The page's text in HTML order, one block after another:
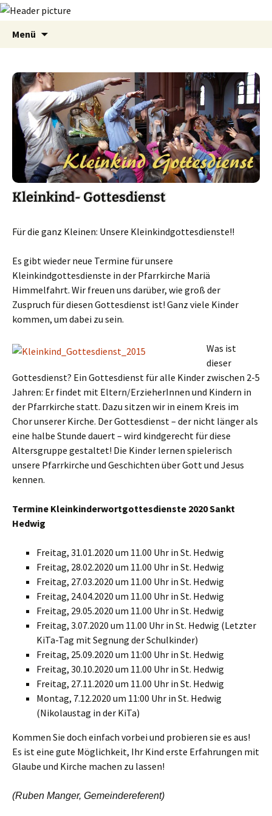
Menü
Kleinkind- Gottesdienst
Für die ganz Kleinen: Unsere Kleinkindgottesdienste!!
Es gibt wieder neue Termine für unsere
Kleinkindgottesdienste in der Pfarrkirche Mariä
Himmelfahrt. Wir freuen uns darüber, wie groß der
Zuspruch für diesen Gottesdienst ist! Ganz viele Kinder
kommen, um dabei zu sein.
Was ist
dieser
Gottesdienst? Ein Gottesdienst für alle Kinder zwischen 2-5
Jahren: Er findet mit Eltern/ErzieherInnen und Kindern in
der Pfarrkirche statt. Dazu sitzen wir in einem Kreis im
Chor unserer Kirche. Der Gottesdienst – der nicht länger als
eine halbe Stunde dauert – wird kindgerecht für diese
Altersgruppe gestaltet! Die Kinder lernen spielerisch
unsere Pfarrkirche und Geschichten über Gott und Jesus
kennen.
Termine Kleinkinderwortgottesdienste 2020 Sankt
Hedwig
Freitag, 31.01.2020 um 11.00 Uhr in St. Hedwig
Freitag, 28.02.2020 um 11.00 Uhr in St. Hedwig
Freitag, 27.03.2020 um 11.00 Uhr in St. Hedwig
Freitag, 24.04.2020 um 11.00 Uhr in St. Hedwig
Freitag, 29.05.2020 um 11.00 Uhr in St. Hedwig
Freitag, 3.07.2020 um 11.00 Uhr in St. Hedwig (Letzter
KiTa-Tag mit Segnung der Schulkinder)
Freitag, 25.09.2020 um 11:00 Uhr in St. Hedwig
Freitag, 30.10.2020 um 11.00 Uhr in St. Hedwig
Freitag, 27.11.2020 um 11.00 Uhr in St. Hedwig
Montag, 7.12.2020 um 11:00 Uhr in St. Hedwig
(Nikolaustag in der KiTa)
Kommen Sie doch einfach vorbei und probieren sie es aus!
Es ist eine gute Möglichkeit, Ihr Kind erste Erfahrungen mit
Glaube und Kirche machen zu lassen!
(Ruben Manger, Gemeindereferent)